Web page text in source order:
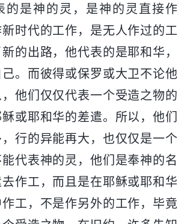
的是神的灵，是神的灵直接作
时代的工作，是无人作过的工
的出路，他代表的是耶和华，
。而彼得或保罗或大卫不论他
他们仅仅代表一个受造之物的
或耶和华的差遣。所以，他们
行的异能再大，也仅仅是一个
代表神的灵，他们是奉神的名
作工，而且是在耶稣或耶和华
工，不是作另外的工作，毕竟